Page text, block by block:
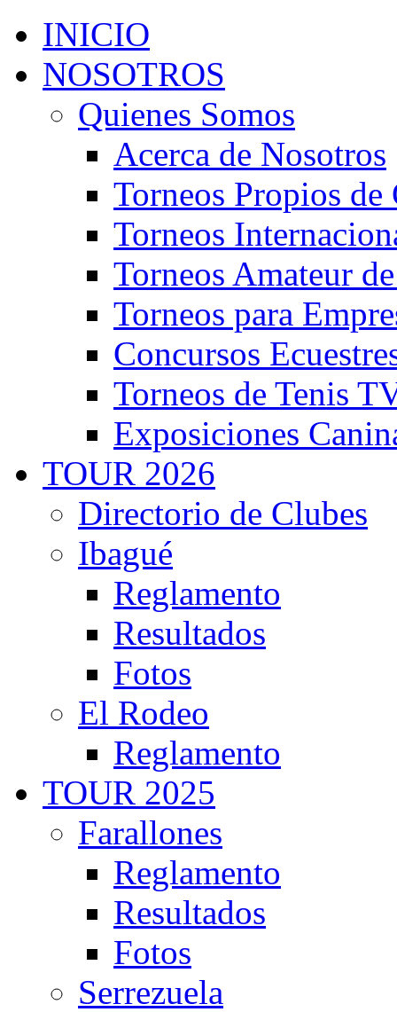
INICIO
NOSOTROS
Quienes Somos
Acerca de Nosotros
Torneos Propios
Torneos
Torneos Amateur
Torneos para
Concursos
Torneos de Tenis
Exposiciones
TOUR 2026
Directorio de Clubes
Ibagué
Reglamento
Resultados
Fotos
El Rodeo
Reglamento
TOUR 2025
Farallones
Reglamento
Resultados
Fotos
Serrezuela